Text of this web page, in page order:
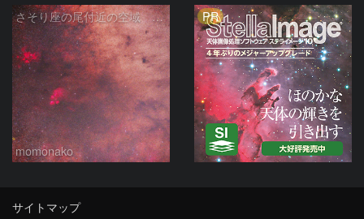
さそり座の尾付近の空域 260718
momonako
PR
サイトマップ